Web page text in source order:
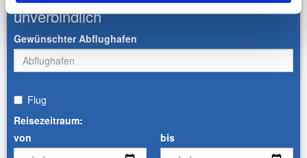
unverbindlich
Gewünschter Abflughafen
Flug
Reisezeitraum:
von
bis